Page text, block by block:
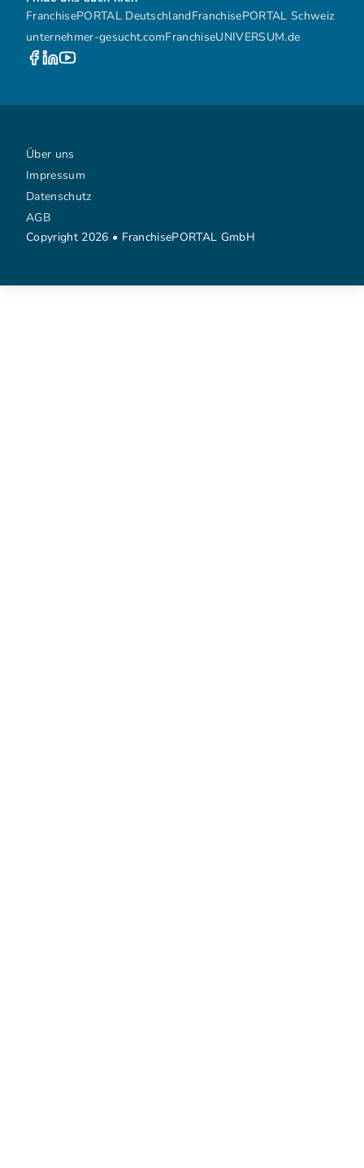
FranchisePORTAL DeutschlandFranchisePORTAL Schweiz
unternehmer-gesucht.comFranchiseUNIVERSUM.de
Copyright 2026 • FranchisePORTAL GmbH
Über uns
Impressum
Datenschutz
AGB